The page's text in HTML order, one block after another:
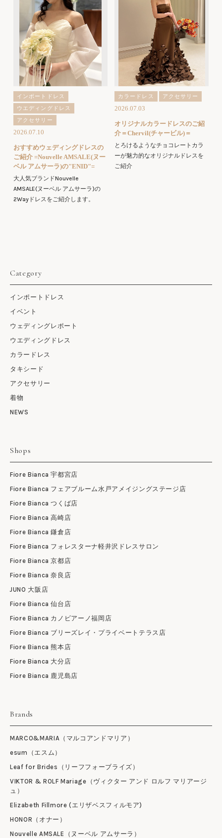
インポートドレス
ウエディングドレス
アクセサリー
2026.07.10
おすすめウェディングドレスの
ご紹介 =Nouvelle AMSALE(ヌー
ベル アムサーラ)の"ENID"=
大人気ブランドNouvelle
AMSALE(ヌーベル アムサーラ)の
2Wayドレスをご紹介します。
カラードレス アクセサリー
2026.07.03
オリジナルカラードレスのご紹
介＝Chervil(チャービル)＝
とろけるようなチョコレートカラ
ーが魅力的なオリジナルドレスを
ご紹介
Category
インポートドレス
イベント
ウェディングレポート
ウエディングドレス
カラードレス
タキシード
アクセサリー
着物
NEWS
Shops
Fiore Bianca 宇都宮店
Fiore Bianca フェアブルーム水戸アメイジングステージ店
Fiore Bianca つくば店
Fiore Bianca 高崎店
Fiore Bianca 鎌倉店
Fiore Bianca フォレスターナ軽井沢ドレスサロン
Fiore Bianca 京都店
Fiore Bianca 奈良店
JUNO 大阪店
Fiore Bianca 仙台店
Fiore Bianca カノビアーノ福岡店
Fiore Bianca ブリーズレイ・プライベートテラス店
Fiore Bianca 熊本店
Fiore Bianca 大分店
Fiore Bianca 鹿児島店
Brands
MARCO&MARIA（マルコアンドマリア）
esum（エスム）
Leaf for Brides（リーフフォーブライズ）
VIKTOR & ROLF Mariage（ヴィクター アンド ロルフ マリアージ
ュ）
Elizabeth Fillmore (エリザベスフィルモア)
HONOR（オナー）
Nouvelle AMSALE（ヌーベル アムサーラ）